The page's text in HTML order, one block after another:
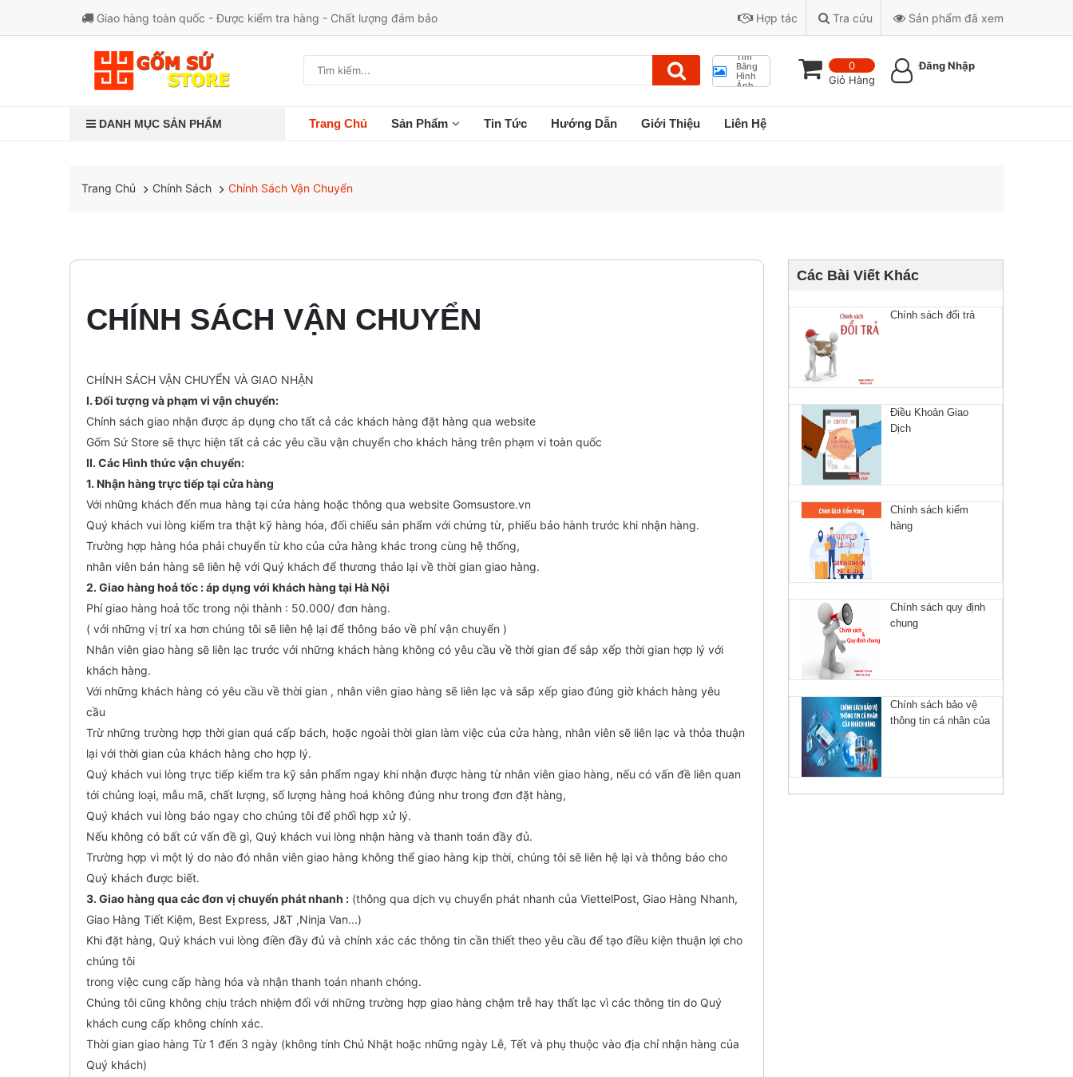
Giao hàng toàn quốc - Được kiểm tra hàng - Chất lượng đảm bảo Hợp tác Tra cứu Sản phẩm đã xem
Tìm
Bằng
Hình
Ảnh
0
Giỏ Hàng
Đăng Nhập
DANH MỤC SẢN PHẨM Trang Chủ Sản Phẩm Tin Tức Hướng Dẫn Giới Thiệu Liên Hệ
Trang Chủ Chính Sách Chính Sách Vận Chuyển
CHÍNH SÁCH VẬN CHUYỂN
CHÍNH SÁCH VẬN CHUYỂN VÀ GIAO NHẬN
I. Đối tượng và phạm vi vận chuyển:
Chính sách giao nhận được áp dụng cho tất cả các khách hàng đặt hàng qua website
Gốm Sứ Store sẽ thực hiện tất cả các yêu cầu vận chuyển cho khách hàng trên phạm vi toàn quốc
II. Các Hình thức vận chuyển:
1. Nhận hàng trực tiếp tại cửa hàng
Với những khách đến mua hàng tại cửa hàng hoặc thông qua website Gomsustore.vn
Quý khách vui lòng kiểm tra thật kỹ hàng hóa, đối chiếu sản phẩm với chứng từ, phiếu bảo hành trước khi nhận hàng.
Trường hợp hàng hóa phải chuyển từ kho của cửa hàng khác trong cùng hệ thống,
nhân viên bán hàng sẽ liên hệ với Quý khách để thương thảo lại về thời gian giao hàng.
2. Giao hàng hoả tốc : áp dụng với khách hàng tại Hà Nội
Phí giao hàng hoả tốc trong nội thành : 50.000/ đơn hàng.
( với những vị trí xa hơn chúng tôi sẽ liên hệ lại để thông báo về phí vận chuyển )
Nhân viên giao hàng sẽ liên lạc trước với những khách hàng không có yêu cầu về thời gian để sắp xếp thời gian hợp lý với
khách hàng.
Với những khách hàng có yêu cầu về thời gian , nhân viên giao hàng sẽ liên lạc và sắp xếp giao đúng giờ khách hàng yêu
cầu
Trừ những trường hợp thời gian quá cấp bách, hoặc ngoài thời gian làm việc của cửa hàng, nhân viên sẽ liên lạc và thỏa thuận
lại với thời gian của khách hàng cho hợp lý.
Quý khách vui lòng trực tiếp kiểm tra kỹ sản phẩm ngay khi nhận được hàng từ nhân viên giao hàng, nếu có vấn đề liên quan
tới chủng loại, mẫu mã, chất lượng, số lượng hàng hoá không đúng như trong đơn đặt hàng,
Quý khách vui lòng báo ngay cho chúng tôi để phối hợp xử lý.
Nếu không có bất cứ vấn đề gì, Quý khách vui lòng nhận hàng và thanh toán đầy đủ.
Trường hợp vì một lý do nào đó nhân viên giao hàng không thể giao hàng kịp thời, chúng tôi sẽ liên hệ lại và thông báo cho
Quý khách được biết.
3. Giao hàng qua các đơn vị chuyển phát nhanh : (thông qua dịch vụ chuyển phát nhanh của ViettelPost, Giao Hàng Nhanh,
Giao Hàng Tiết Kiệm, Best Express, J&T ,Ninja Van...)
Khi đặt hàng, Quý khách vui lòng điền đầy đủ và chính xác các thông tin cần thiết theo yêu cầu để tạo điều kiện thuận lợi cho
chúng tôi
trong việc cung cấp hàng hóa và nhận thanh toán nhanh chóng.
Chúng tôi cũng không chịu trách nhiệm đối với những trường hợp giao hàng chậm trễ hay thất lạc vì các thông tin do Quý
khách cung cấp không chính xác.
Thời gian giao hàng Từ 1 đến 3 ngày (không tính Chủ Nhật hoặc những ngày Lễ, Tết và phụ thuộc vào địa chỉ nhận hàng của
Quý khách)
Các Bài Viết Khác
Chính sách đổi trả
Điều Khoản Giao
Dịch
Chính sách kiểm
hàng
Chính sách quy định
chung
Chính sách bảo vệ
thông tin cá nhân của